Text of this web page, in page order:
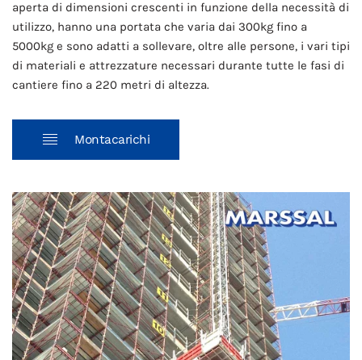
aperta di dimensioni crescenti in funzione della necessità di
utilizzo, hanno una portata che varia dai 300kg fino a
5000kg e sono adatti a sollevare, oltre alle persone, i vari tipi
di materiali e attrezzature necessari durante tutte le fasi di
cantiere fino a 220 metri di altezza.
Montacarichi